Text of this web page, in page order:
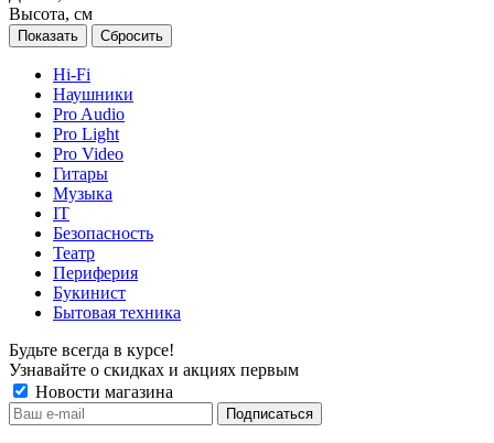
Высота, см
Сбросить
Hi-Fi
Наушники
Pro Audio
Pro Light
Pro Video
Гитары
Музыка
IT
Безопасность
Театр
Периферия
Букинист
Бытовая техника
Будьте всегда в курсе!
Узнавайте о скидках и акциях первым
Новости магазина